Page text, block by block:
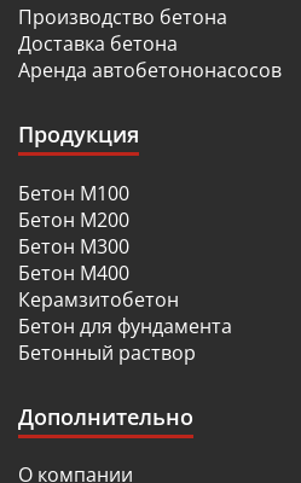
Производство бетона
Доставка бетона
Аренда автобетононасосов
Продукция
Бетон М100
Бетон М200
Бетон М300
Бетон М400
Керамзитобетон
Бетон для фундамента
Бетонный раствор
Дополнительно
О компании